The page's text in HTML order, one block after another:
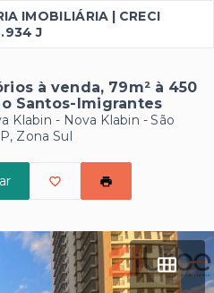
IMOBILIÁRIA | CRECI
J
à venda, 79m² à 450
Santos-Imigrantes
Klabin - Nova Klabin - São
Zona Sul